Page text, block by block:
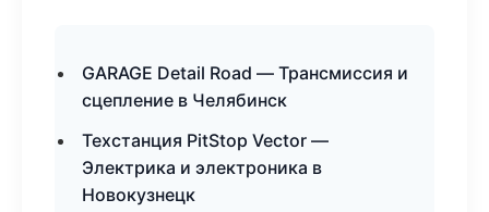
GARAGE Detail Road — Трансмиссия и
сцепление в Челябинск
Техстанция PitStop Vector —
Электрика и электроника в
Новокузнецк